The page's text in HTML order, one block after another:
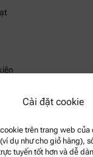
Cài đặt cookie
trên trang web của
dụ như cho giỏ hàng),
tuyến tốt hơn và dễ